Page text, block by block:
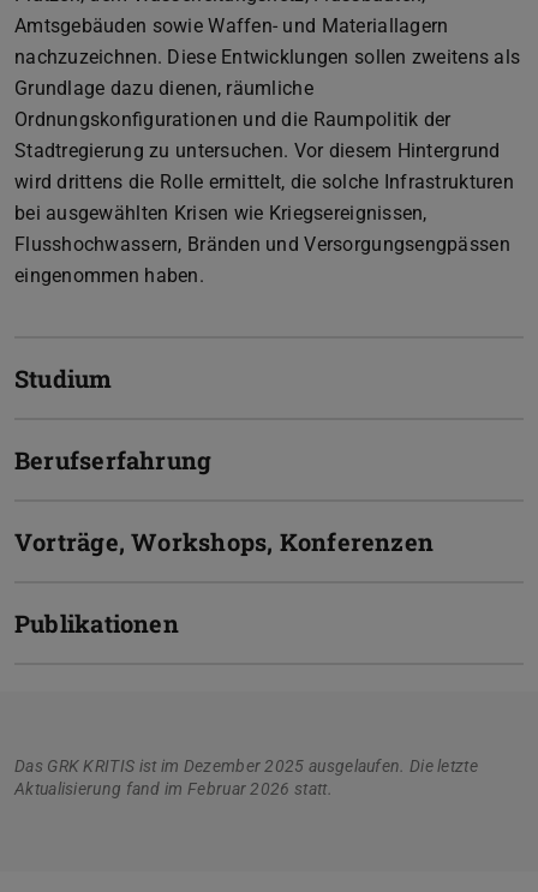
Amtsgebäuden sowie Waffen- und Materiallagern
nachzuzeichnen. Diese Entwicklungen sollen zweitens als
Grundlage dazu dienen, räumliche
Ordnungskonfigurationen und die Raumpolitik der
Stadtregierung zu untersuchen. Vor diesem Hintergrund
wird drittens die Rolle ermittelt, die solche Infrastrukturen
bei ausgewählten Krisen wie Kriegsereignissen,
Flusshochwassern, Bränden und Versorgungsengpässen
eingenommen haben.
Studium
Berufserfahrung
Vorträge, Workshops, Konferenzen
Publikationen
Das GRK KRITIS ist im Dezember 2025 ausgelaufen. Die letzte
Aktualisierung fand im Februar 2026 statt.